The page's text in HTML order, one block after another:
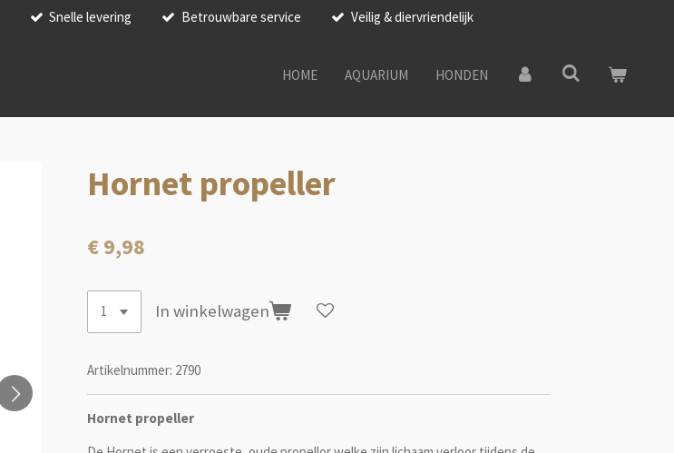
Snelle levering Betrouwbare service Veilig & diervriendelijk
HOME AQUARIUM HONDEN
Hornet propeller
€ 9,98
In winkelwagen
Artikelnummer: 2790
Hornet propeller